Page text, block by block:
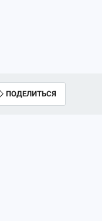
ПОДЕЛИТЬСЯ